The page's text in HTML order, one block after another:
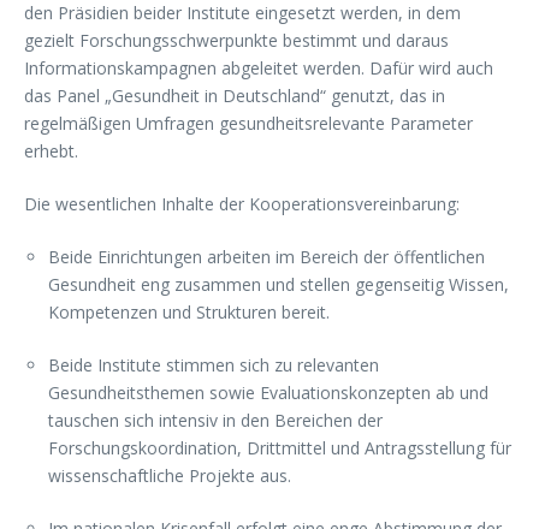
den Präsidien beider Institute eingesetzt werden, in dem
gezielt Forschungsschwerpunkte bestimmt und daraus
Informationskampagnen abgeleitet werden. Dafür wird auch
das Panel „Gesundheit in Deutschland“ genutzt, das in
regelmäßigen Umfragen gesundheitsrelevante Parameter
erhebt.
Die wesentlichen Inhalte der Kooperationsvereinbarung:
Beide Einrichtungen arbeiten im Bereich der öffentlichen
Gesundheit eng zusammen und stellen gegenseitig Wissen,
Kompetenzen und Strukturen bereit.
Beide Institute stimmen sich zu relevanten
Gesundheitsthemen sowie Evaluationskonzepten ab und
tauschen sich intensiv in den Bereichen der
Forschungskoordination, Drittmittel und Antragsstellung für
wissenschaftliche Projekte aus.